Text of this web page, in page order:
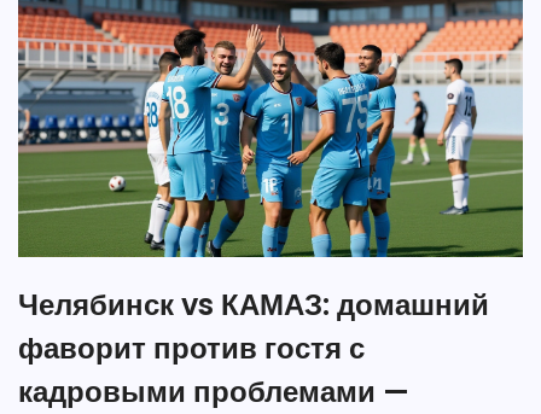
Челябинск vs КАМАЗ: домашний
фаворит против гостя с
кадровыми проблемами —